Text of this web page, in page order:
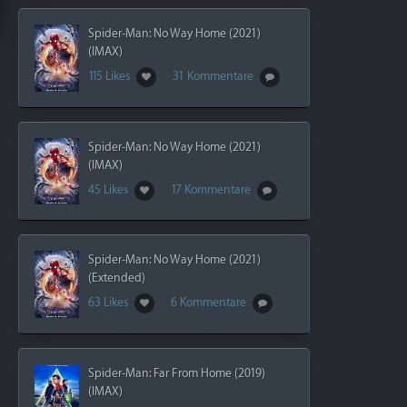
Spider-Man: No Way Home (2021)
(IMAX)
115 Likes
31 Kommentare
Spider-Man: No Way Home (2021)
(IMAX)
45 Likes
17 Kommentare
Spider-Man: No Way Home (2021)
(Extended)
63 Likes
6 Kommentare
Spider-Man: Far From Home (2019)
(IMAX)